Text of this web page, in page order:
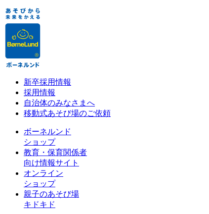
新卒採用情報
採用情報
自治体のみなさまへ
移動式あそび場のご依頼
ボーネルンド
ショップ
教育・保育関係者
向け情報サイト
オンライン
ショップ
親子のあそび場
キドキド